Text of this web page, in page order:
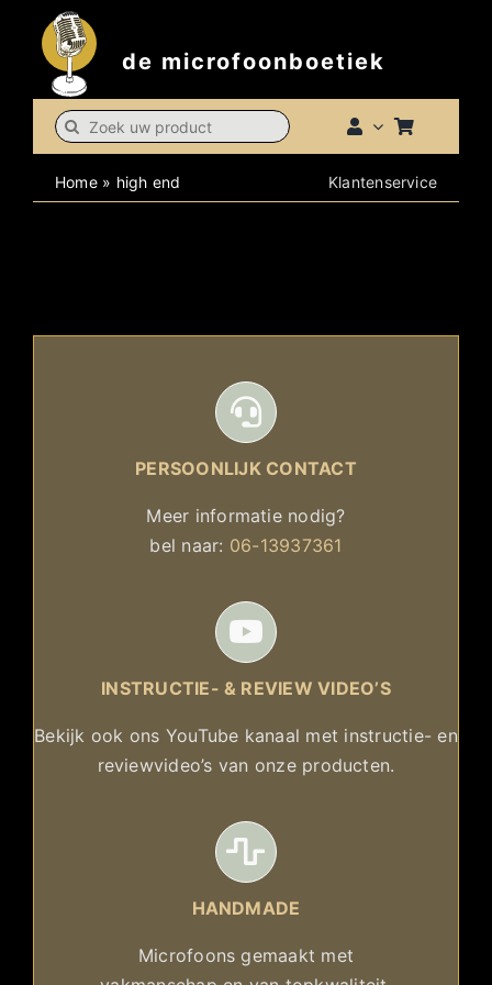
content
de microfoonboetiek
Search
for:
Home» high end Klantenservice
PERSOONLIJK CONTACT
Meer informatie nodig?
bel naar: 06-13937361
INSTRUCTIE- & REVIEW VIDEO’S
Bekijk ook ons YouTube kanaal met instructie- en
reviewvideo’s van onze producten.
HANDMADE
Microfoons gemaakt met